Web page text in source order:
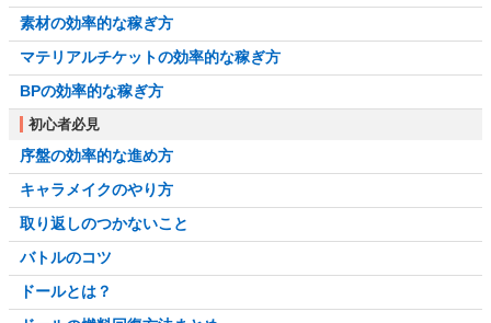
素材の効率的な稼ぎ方
マテリアルチケットの効率的な稼ぎ方
BPの効率的な稼ぎ方
初心者必見
序盤の効率的な進め方
キャラメイクのやり方
取り返しのつかないこと
バトルのコツ
ドールとは？